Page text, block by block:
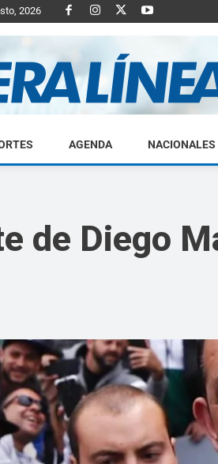
2026
Diario
Linea
AGENDA NACIONALES
de Diego